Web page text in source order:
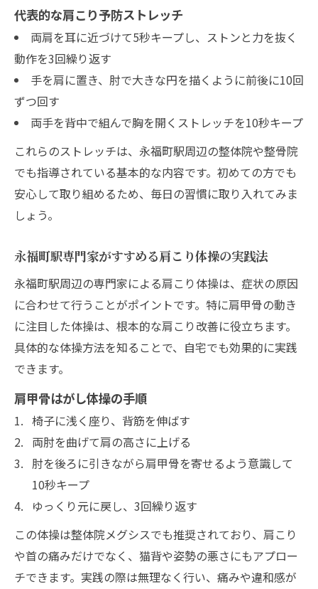
代表的な肩こり予防ストレッチ
両肩を耳に近づけて5秒キープし、ストンと力を抜く
動作を3回繰り返す
手を肩に置き、肘で大きな円を描くように前後に10回
ずつ回す
両手を背中で組んで胸を開くストレッチを10秒キープ
これらのストレッチは、永福町駅周辺の整体院や整骨院
でも指導されている基本的な内容です。初めての方でも
安心して取り組めるため、毎日の習慣に取り入れてみま
しょう。
永福町駅専門家がすすめる肩こり体操の実践法
永福町駅周辺の専門家による肩こり体操は、症状の原因
に合わせて行うことがポイントです。特に肩甲骨の動き
に注目した体操は、根本的な肩こり改善に役立ちます。
具体的な体操方法を知ることで、自宅でも効果的に実践
できます。
肩甲骨はがし体操の手順
椅子に浅く座り、背筋を伸ばす
両肘を曲げて肩の高さに上げる
肘を後ろに引きながら肩甲骨を寄せるよう意識して
10秒キープ
ゆっくり元に戻し、3回繰り返す
この体操は整体院メグシスでも推奨されており、肩こり
や首の痛みだけでなく、猫背や姿勢の悪さにもアプロー
チできます。実践の際は無理なく行い、痛みや違和感が